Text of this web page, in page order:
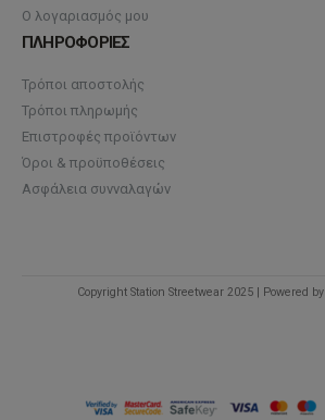
Ο λογαριασμός μου
ΠΛΗΡΟΦΟΡΙΕΣ
Τρόποι αποστολής
Τρόποι πληρωμής
Επιστροφές προϊόντων
Όροι & προϋποθέσεις
Ασφάλεια συνναλαγών
Copyright Station Streetwear 2025 | Powered by